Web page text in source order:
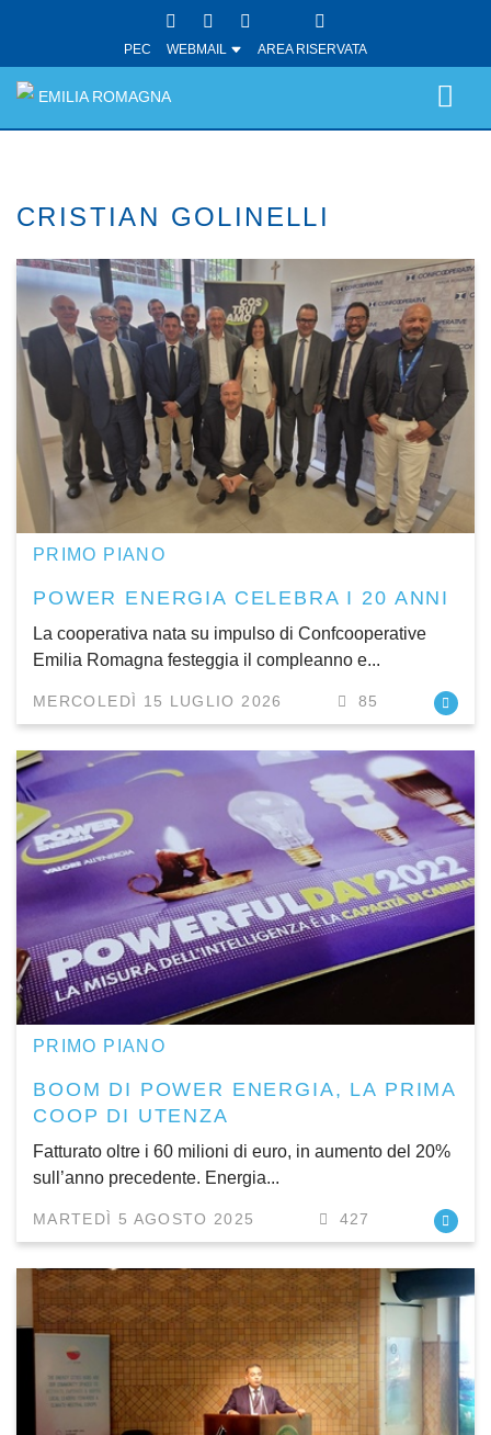
PEC WEBMAIL AREA RISERVATA
EMILIA ROMAGNA
CRISTIAN GOLINELLI
PRIMO PIANO
POWER ENERGIA CELEBRA I 20 ANNI
La cooperativa nata su impulso di Confcooperative
Emilia Romagna festeggia il compleanno e...
MERCOLEDÌ 15 LUGLIO 2026 85
PRIMO PIANO
BOOM DI POWER ENERGIA, LA PRIMA
COOP DI UTENZA
Fatturato oltre i 60 milioni di euro, in aumento del 20%
sull’anno precedente. Energia...
MARTEDÌ 5 AGOSTO 2025 427